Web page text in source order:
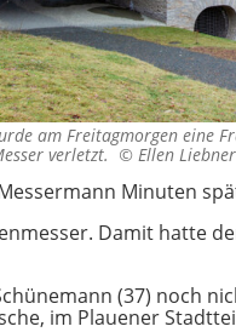
am Freitagmorgen eine
verletzt. © Ellen Liebner
Minuten
Damit hatte
(37) noch
im Plauener